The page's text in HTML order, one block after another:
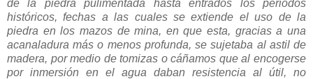
de la piedra pulimentada hasta entrados los periodos
históricos, fechas a las cuales se extiende el uso de la
piedra en los mazos de mina, en que esta, gracias a una
acanaladura más o menos profunda, se sujetaba al astil de
madera, por medio de tomizas o cáñamos que al encogerse
por inmersión en el agua daban resistencia al útil, no